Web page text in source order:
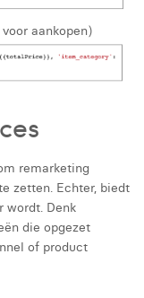
aankopen)
remarketing
zetten. Echter, biedt
wordt. Denk
die opgezet
of product